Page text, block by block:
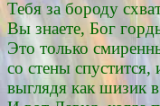
Тебя за бороду
Вы знаете, Бог
Это только
со стены спустится,
выглядя как шизик